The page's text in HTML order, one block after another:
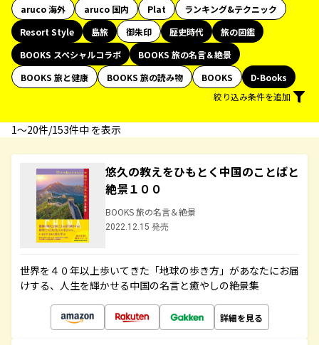
aruco 海外
aruco 国内 Plat
ランキング&テクニック
Resort Style
島旅 御朱印 歴史時代
旅の図鑑
BOOKS スペシャルコラボ
BOOKS 旅の名言＆絶景
BOOKS 旅と健康
BOOKS 旅の読み物 BOOKS
D-Books
絞り込み条件を追加
1〜20件/153件中 を表示
悠久の教えをひもとく中国のことばと
絶景１００
BOOKS 旅の名言＆絶景
2022.12.15 発売
世界を４０年以上歩いてきた「地球の歩き方」があなたにお届
けする、人生を輝かせる中国の名言と癒やしの絶景集
詳細を見る